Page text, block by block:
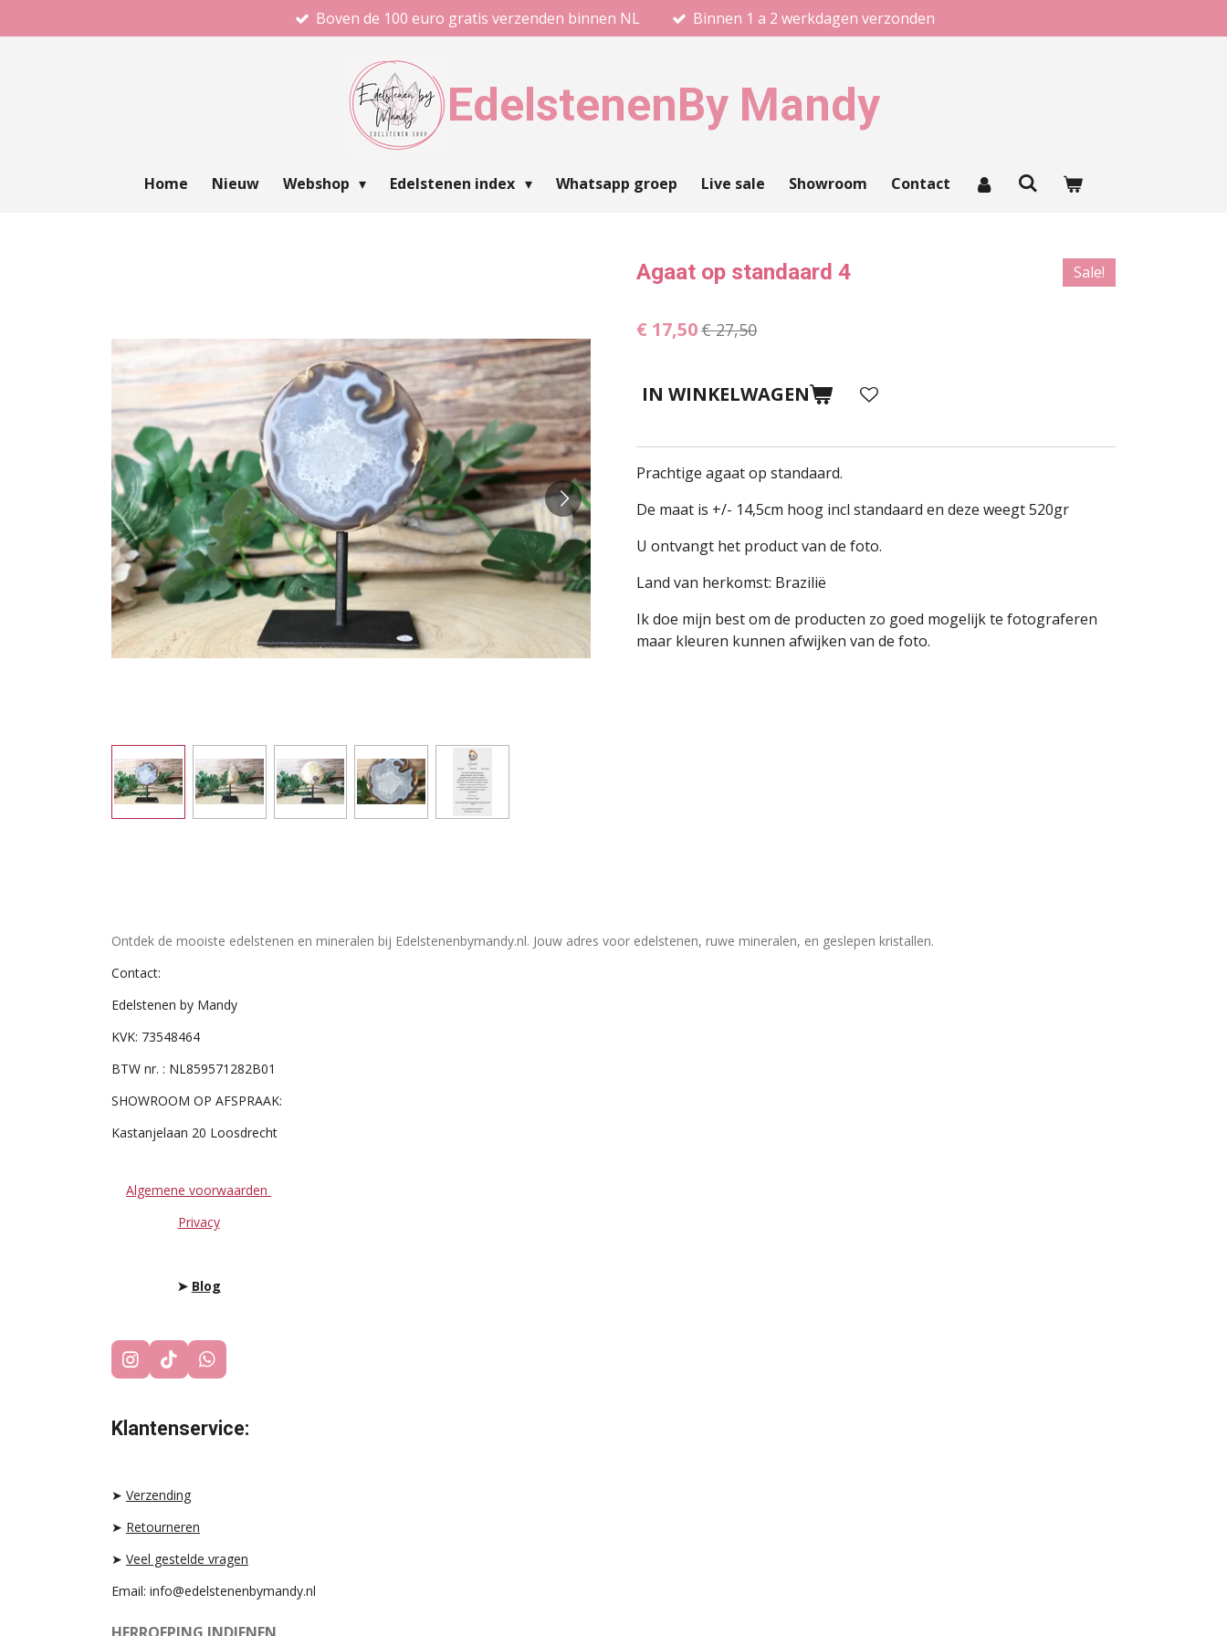
direct
Boven de 100 euro gratis verzenden binnen NL Binnen 1 a 2 werkdagen verzonden
EdelstenenBy Mandy
Home Nieuw Webshop Edelstenen index Whatsapp groep Live sale Showroom Contact
Agaat op standaard 4 Sale!
€ 17,50€ 27,50
IN WINKELWAGEN
Prachtige agaat op standaard.
De maat is +/- 14,5cm hoog incl standaard en deze weegt 520gr
U ontvangt het product van de foto.
Land van herkomst: Brazilië
Ik doe mijn best om de producten zo goed mogelijk te fotograferen
maar kleuren kunnen afwijken van de foto.
Ontdek de mooiste edelstenen en mineralen bij Edelstenenbymandy.nl. Jouw adres voor edelstenen, ruwe mineralen, en geslepen kristallen.
Contact:
Edelstenen by Mandy
KVK: 73548464
BTW nr. : NL859571282B01
SHOWROOM OP AFSPRAAK:
Kastanjelaan 20 Loosdrecht
Algemene voorwaarden
Privacy
➤ Blog
I
N
A
A
M
T
I
O
W
H
S
Klantenservice:
➤ Verzending
➤ Retourneren
➤ Veel gestelde vragen
Email: info@edelstenenbymandy.nl
HERROEPING INDIENEN